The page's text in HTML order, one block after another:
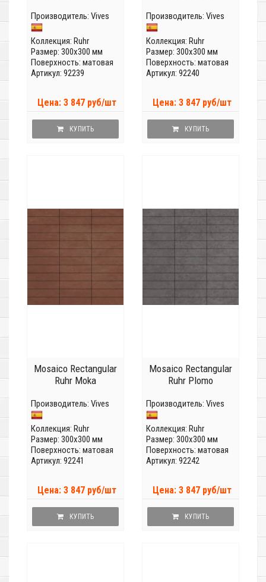
Производитель: Vives
Коллекция: Ruhr
Размер: 300x300 мм
Поверхность: матовая
Артикул: 92239
Цена: 3 847 руб/шт
КУПИТЬ
Производитель: Vives
Коллекция: Ruhr
Размер: 300x300 мм
Поверхность: матовая
Артикул: 92240
Цена: 3 847 руб/шт
КУПИТЬ
Mosaico Rectangular
Ruhr Moka
Производитель: Vives
Коллекция: Ruhr
Размер: 300x300 мм
Поверхность: матовая
Артикул: 92241
Цена: 3 847 руб/шт
КУПИТЬ
Mosaico Rectangular
Ruhr Plomo
Производитель: Vives
Коллекция: Ruhr
Размер: 300x300 мм
Поверхность: матовая
Артикул: 92242
Цена: 3 847 руб/шт
КУПИТЬ